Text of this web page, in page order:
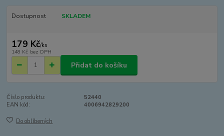
Dostupnost SKLADEM
179 Kč/ks
148 Kč bez DPH
Přidat do košíku
Číslo produktu:
52440
EAN kód:
4006942829200
Do oblíbených